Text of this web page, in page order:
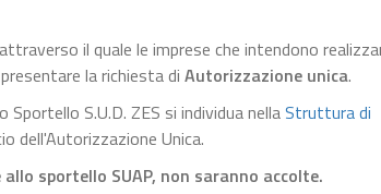
il quale le imprese che intendono
la richiesta di Autorizzazione unica.
S.U.D. ZES si individua nellaStruttura di
dell'Autorizzazione Unica.
sportello SUAP, non saranno accolte.